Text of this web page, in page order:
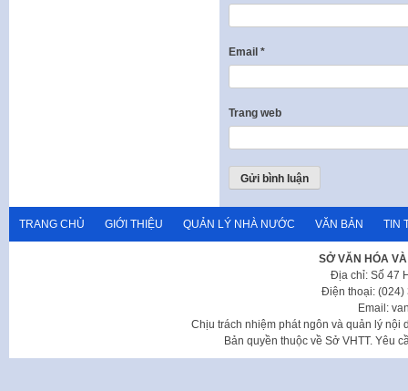
Email *
Trang web
TRANG CHỦ GIỚI THIỆU QUẢN LÝ NHÀ NƯỚC VĂN BẢN TIN
SỞ VĂN HÓA
Địa chỉ: Số 47
Điện thoại: (024)
Email:
Chịu trách nhiệm phát ngôn và quản lý nội
Bản quyền thuộc về Sở VHTT. Yêu